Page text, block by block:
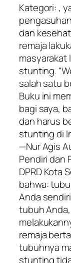
Kategori: ,
dan
remaja
stunting.
salah satu
Buku ini
bagi saya,
dan harus
stunting di
—Nur Agis
Pendiri dan
DPRD Kota
bahwa:
Anda
tubuh
remaja
tubuhnya
stunting